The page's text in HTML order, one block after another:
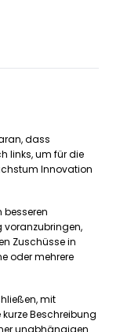
dass
links, um für die
Innovation
besseren
voranzubringen,
Zuschüsse in
oder mehrere
mit
Beschreibung
unabhängigen